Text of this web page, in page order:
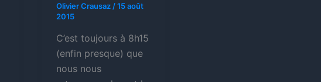
Olivier Crausaz /15 août
2015
C’est toujours à 8h15
(enfin presque) que
nous nous